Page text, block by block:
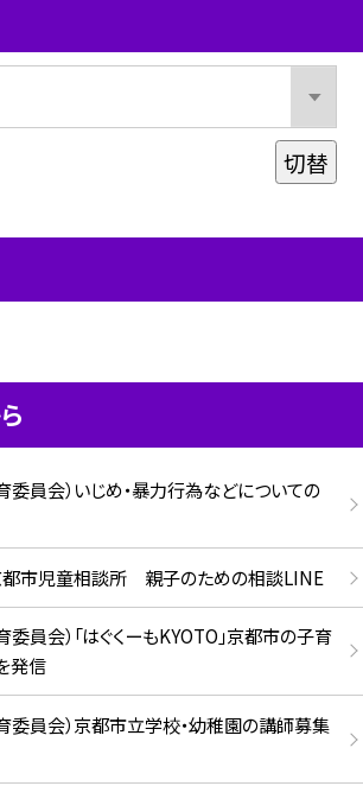
切替
員会）いじめ・暴力行為などについての
都市児童相談所 親子のための相談LINE
員会）「はぐくーもKYOTO」京都市の子育
発信
委員会）京都市立学校・幼稚園の講師募集